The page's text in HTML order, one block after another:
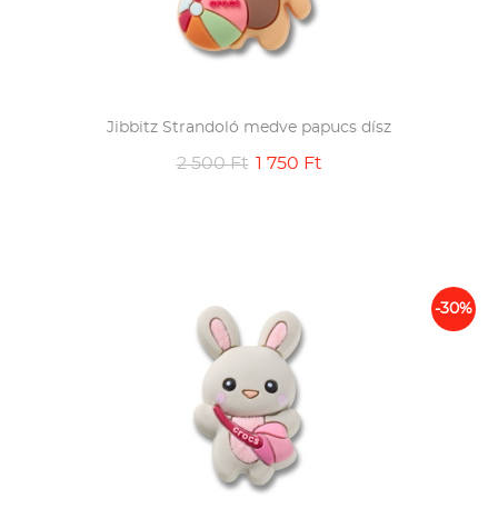
Jibbitz Strandoló medve papucs dísz
2 500 Ft 1 750 Ft
-30%